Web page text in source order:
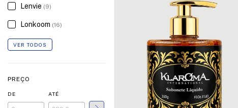
Lenvie (9)
Lonkoom (16)
VER TODOS
PREÇO
DE ATÉ